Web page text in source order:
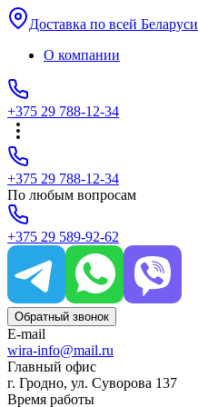
Доставка по всей Беларуси
О компании
+375 29 788-12-34
+375 29 788-12-34
По любым вопросам
+375 29 589-92-62
Обратный звонок
E-mail
wira-info@mail.ru
Главный офис
г. Гродно, ул. Суворова 137
Время работы